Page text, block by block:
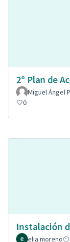
2º Plan de
Miguel Ángel
0
Instalación
elia moreno